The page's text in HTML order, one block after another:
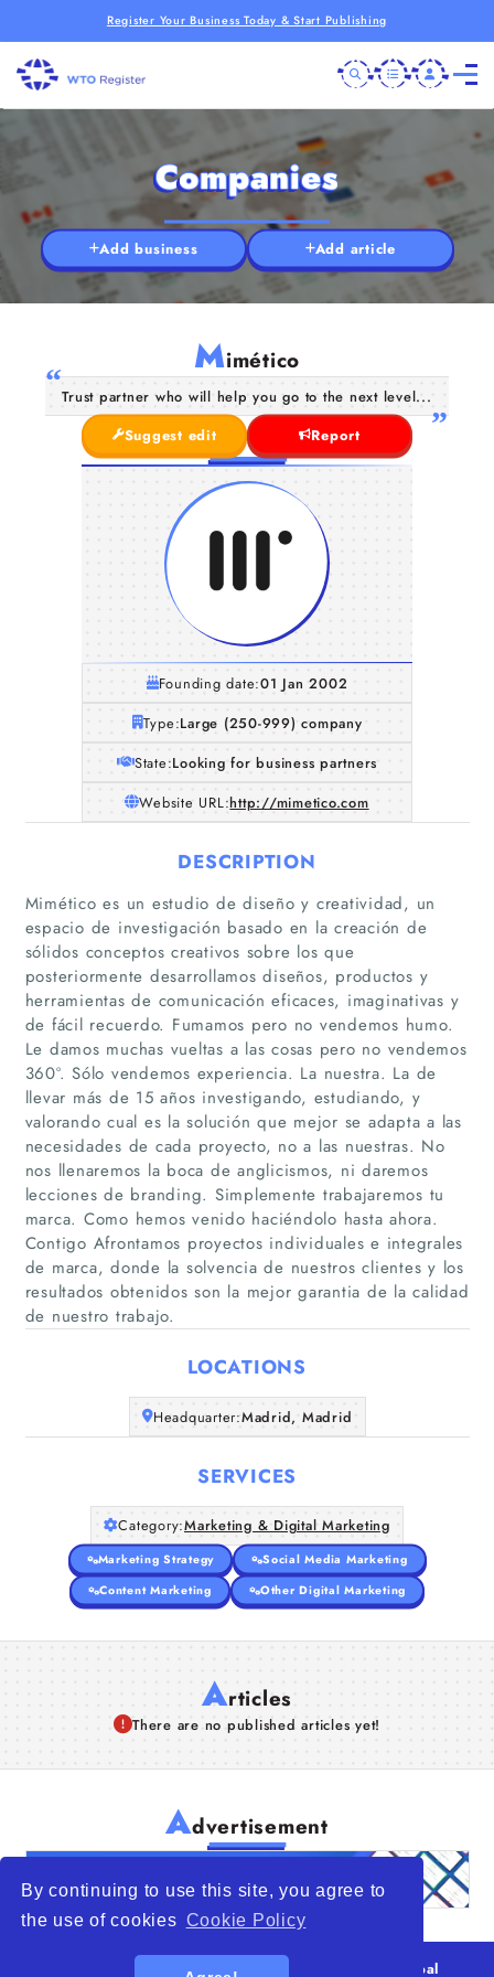
By continuing to use this site, you agree to
the use of cookies Cookie Policy
Register Your Business Today & Start Publishing
Home
Companies
Articles
About Us
Companies
Add business Add article
Mimético
Trust partner who will help you go to the next level...
Suggest edit
Report
Founding date:01 Jan 2002
Type:Large (250-999) company
State:Looking for business partners
Website URL:http://mimetico.com
DESCRIPTION
Mimético es un estudio de diseño y creatividad, un
espacio de investigación basado en la creación de
sólidos conceptos creativos sobre los que
posteriormente desarrollamos diseños, productos y
herramientas de comunicación eficaces, imaginativas y
de fácil recuerdo. Fumamos pero no vendemos humo.
Le damos muchas vueltas a las cosas pero no vendemos
360º. Sólo vendemos experiencia. La nuestra. La de
llevar más de 15 años investigando, estudiando, y
valorando cual es la solución que mejor se adapta a las
necesidades de cada proyecto, no a las nuestras. No
nos llenaremos la boca de anglicismos, ni daremos
lecciones de branding. Simplemente trabajaremos tu
marca. Como hemos venido haciéndolo hasta ahora.
Contigo Afrontamos proyectos individuales e integrales
de marca, donde la solvencia de nuestros clientes y los
resultados obtenidos son la mejor garantia de la calidad
de nuestro trabajo.
LOCATIONS
Headquarter:Madrid, Madrid
SERVICES
Category:Marketing & Digital Marketing
Marketing Strategy
Social Media Marketing
Content Marketing
Other Digital Marketing
Articles
There are no published articles yet!
Advertisement
WTO – World Trade Opportunity is a global